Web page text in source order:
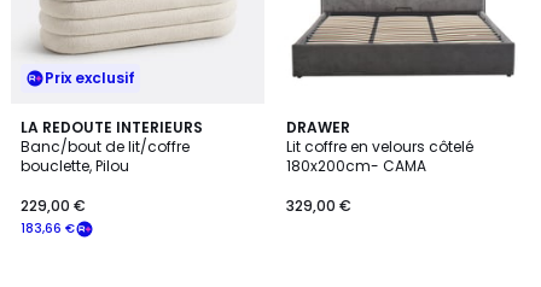
Prix exclusif
LA REDOUTE INTERIEURS
Banc/bout de lit/coffre
bouclette, Pilou
183,66 €
229,00 €
5
/
5
DRAWER
Lit coffre en velours côtelé
180x200cm- CAMA
329,00 €
2
Couleurs